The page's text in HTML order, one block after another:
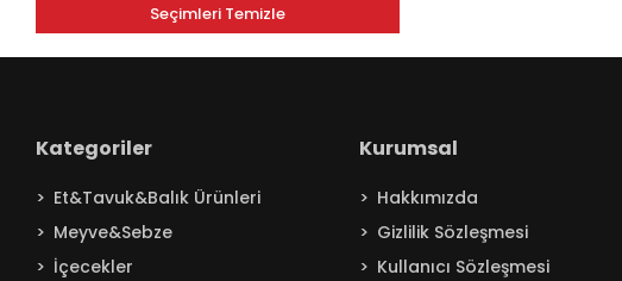
ATILGAN
Avşar
Baby Turco
Badem
Bağdat
Seçimleri Temizle
Kategoriler
Et&Tavuk&Balık Ürünleri
Meyve&Sebze
İçecekler
Kurumsal
Hakkımızda
Gizlilik Sözleşmesi
Kullanıcı Sözleşmesi